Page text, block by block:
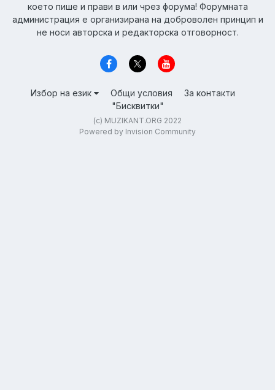
което пише и прави в или чрез форума! Форумната
администрация е организирана на доброволен принцип и
не носи авторска и редакторска отговорност.
Избор на език Общи условия
За контакти
"Бисквитки"
(c) MUZIKANT.ORG 2022
Powered by Invision Community